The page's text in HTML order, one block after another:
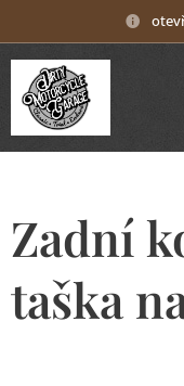
Zadní
taška